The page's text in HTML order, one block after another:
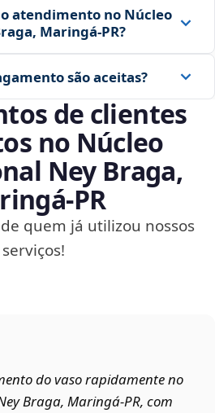
atendimento no Núcleo
Maringá‑PR?
são aceitas?
de clientes
no Núcleo
Ney Braga,
quem já utilizou nossos
serviços!
do vaso rapidamente no
Braga, Maringá‑PR, com